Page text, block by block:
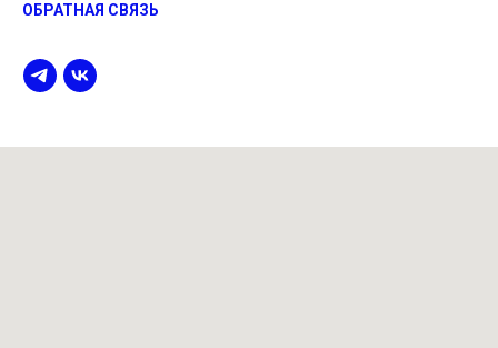
ОБРАТНАЯ СВЯЗЬ